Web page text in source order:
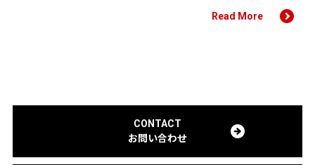
Read More
CONTACT
お問い合わせ